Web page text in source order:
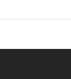
فيديو..